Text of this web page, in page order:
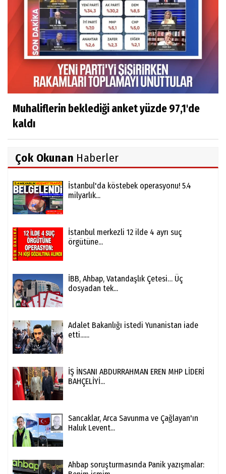
Muhaliflerin beklediği anket yüzde 97,1'de
kaldı
Çok Okunan Haberler
İstanbul'da köstebek operasyonu! 5.4
milyarlık...
İstanbul merkezli 12 ilde 4 ayrı suç
örgütüne...
İBB, Ahbap, Vatandaşlık Çetesi… Üç
dosyadan tek...
Adalet Bakanlığı istedi Yunanistan iade
etti......
İŞ İNSANI ABDURRAHMAN EREN MHP LİDERİ
BAHÇELİYİ...
Sancaklar, Arca Savunma ve Çağlayan'ın
Haluk Levent...
Ahbap soruşturmasında Panik yazışmalar: